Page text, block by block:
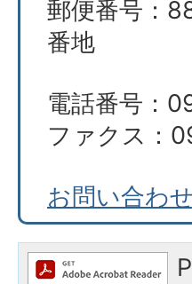
郵便番号：
番地
電話番号：
ファクス：
お問い合わ